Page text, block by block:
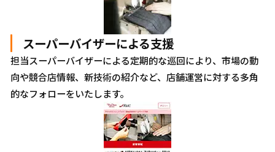
スーパーバイザーによる支援
担当スーパーバイザーによる定期的な巡回により、市場の動
向や競合店情報、新技術の紹介など、店舗運営に対する多角
的なフォローをいたします。